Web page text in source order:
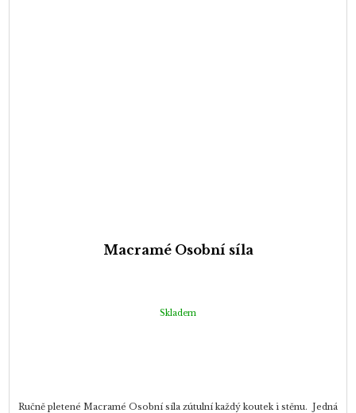
Macramé Osobní síla
Skladem
Ručně pletené Macramé Osobní síla zútulní každý koutek i stěnu. Jedná